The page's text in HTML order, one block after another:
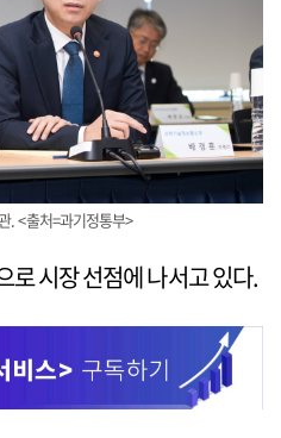
. <출처=과기정통부>
로 시장 선점에 나서고 있다.